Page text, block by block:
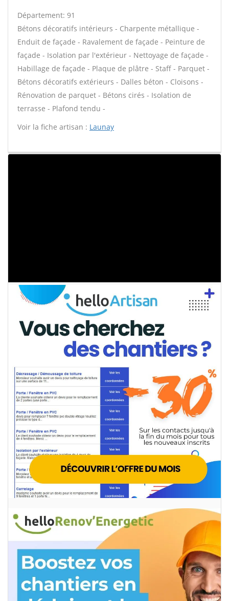
Département: 91
Bétons décoratifs intérieurs - Charpente métallique -
Enduit de façade - Ravalement de façade - Peinture de
façade - Isolation par l'extérieur - Nettoyage de façade -
Habillage de façade - Plaque de plâtre - Staff - Parquet -
Bétons décoratifs extérieurs - Dalles béton - Cloisons -
Rénovation de parquet - Bétons cirés - Isolation de
terrasse - Plafond tendu -
Voir la fiche artisan : Launay